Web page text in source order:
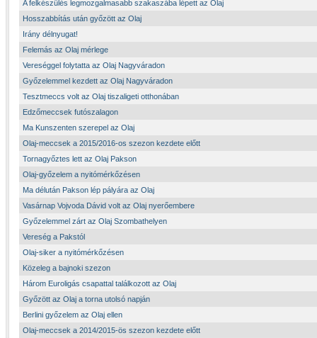
A felkészülés legmozgalmasabb szakaszába lépett az Olaj
Hosszabbítás után győzött az Olaj
Irány délnyugat!
Felemás az Olaj mérlege
Vereséggel folytatta az Olaj Nagyváradon
Győzelemmel kezdett az Olaj Nagyváradon
Tesztmeccs volt az Olaj tiszaligeti otthonában
Edzőmeccsek futószalagon
Ma Kunszenten szerepel az Olaj
Olaj-meccsek a 2015/2016-os szezon kezdete előtt
Tornagyőztes lett az Olaj Pakson
Olaj-győzelem a nyitómérkőzésen
Ma délután Pakson lép pályára az Olaj
Vasárnap Vojvoda Dávid volt az Olaj nyerőembere
Győzelemmel zárt az Olaj Szombathelyen
Vereség a Pakstól
Olaj-siker a nyitómérkőzésen
Közeleg a bajnoki szezon
Három Euroligás csapattal találkozott az Olaj
Győzött az Olaj a torna utolsó napján
Berlini győzelem az Olaj ellen
Olaj-meccsek a 2014/2015-ös szezon kezdete előtt